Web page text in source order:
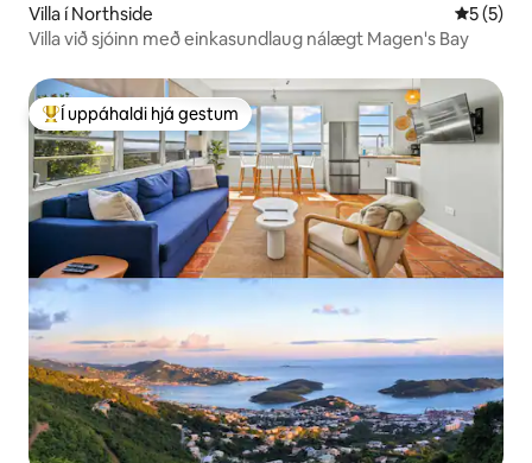
Villa í Northside 5 af 5 í
5 (5)
Villa við sjóinn með einkasundlaug nálægt Magen's Bay
Í mestu uppáhaldi hjá gestum
Í uppáhaldi hjá gestum